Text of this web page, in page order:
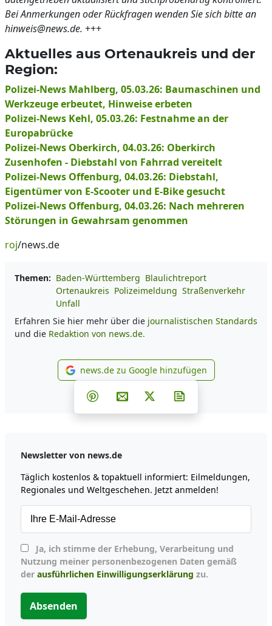
Bei Anmerkungen oder Rückfragen wenden Sie sich bitte an
hinweis@news.de. +++
Aktuelles aus Ortenaukreis und der
Region:
Polizei-News Mahlberg, 05.03.26: Baumaschinen und
Werkzeuge erbeutet, Hinweise erbeten
Polizei-News Kehl, 05.03.26: Festnahme an der
Europabrücke
Polizei-News Oberkirch, 04.03.26: Oberkirch
Zusenhofen - Diebstahl von Fahrrad vereitelt
Polizei-News Offenburg, 04.03.26: Diebstahl,
Eigentümer von E-Scooter und E-Bike gesucht
Polizei-News Offenburg, 04.03.26: Nach mehreren
Störungen in Gewahrsam genommen
roj/news.de
Themen: Baden-Württemberg Blaulichtreport
Ortenaukreis Polizeimeldung Straßenverkehr
Unfall
Erfahren Sie hier mehr über die journalistischen Standards
und die Redaktion von news.de.
news.de zu Google
news.de zu Google hinzufügen
Teilen auf Facebook
Teilen auf Whatsapp
Teilen auf Telegram
Teilen auf Pinterest
Per E-Mail teilen
Post auf X
Newsletter von news.de
Täglich kostenlos & topaktuell informiert: Eilmeldungen,
Regionales und Weltgeschehen. Jetzt anmelden!
Nutzung meiner personenbezogenen Daten gemäß
der ausführlichen Einwilligungserklärung zu.
Absenden